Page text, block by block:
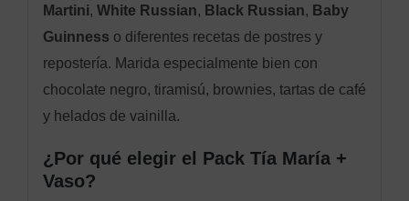
Martini, White Russian, Black Russian, Baby
Guinness o diferentes recetas de postres y
repostería. Marida especialmente bien con
chocolate negro, tiramisú, brownies, tartas de café
y helados de vainilla.
¿Por qué elegir el Pack Tía María +
Vaso?